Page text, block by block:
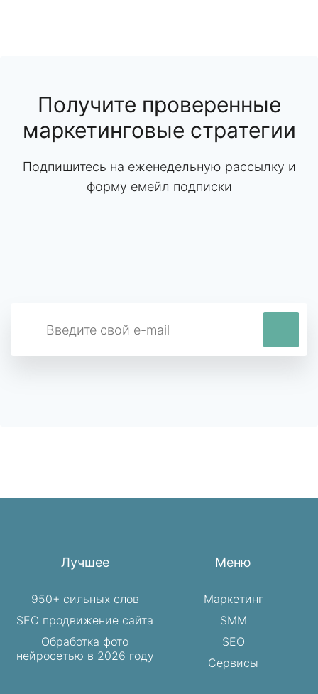
Получите проверенные
маркетинговые стратегии
Подпишитесь на еженедельную рассылку и
форму емейл подписки
Лучшее
950+ сильных слов
SEO продвижение сайта
Обработка фото
нейросетью в 2026 году
Меню
Маркетинг
SMM
SEO
Сервисы